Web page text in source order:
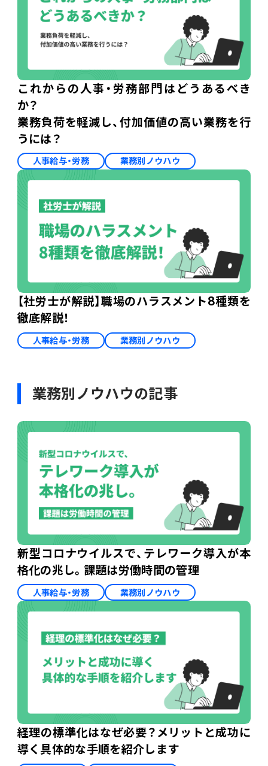
これからの人事・労務部門はどうあるべき
か？
業務負荷を軽減し、付加価値の高い業務を行
うには？
人事給与・労務 業務別ノウハウ
【社労士が解説】職場のハラスメント8種類を
徹底解説！
人事給与・労務 業務別ノウハウ
業務別ノウハウの記事
新型コロナウイルスで、テレワーク導入が本
格化の兆し。課題は労働時間の管理
人事給与・労務 業務別ノウハウ
経理の標準化はなぜ必要？メリットと成功に
導く具体的な手順を紹介します